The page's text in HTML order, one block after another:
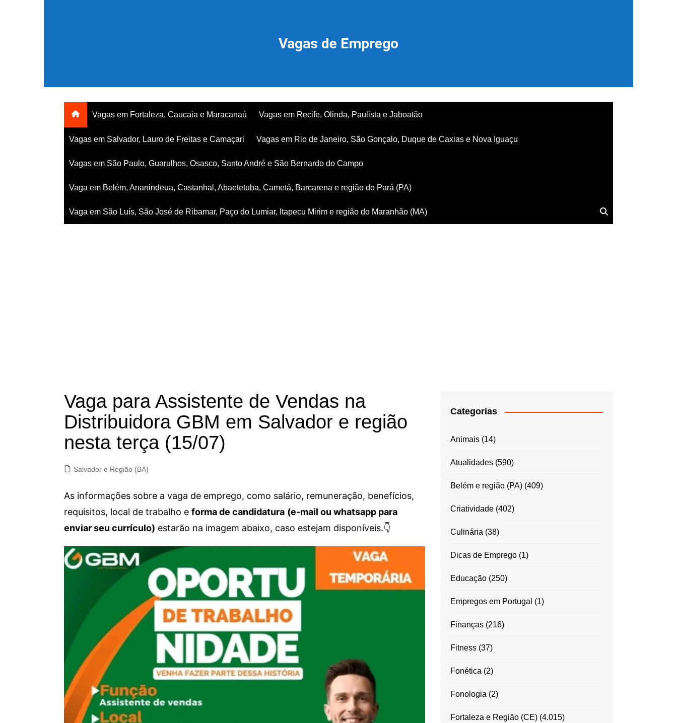
Vagas de Emprego
Vagas em Fortaleza, Caucaia e Maracanaú Vagas em Recife, Olinda, Paulista e Jaboatão
Vagas em Salvador, Lauro de Freitas e Camaçari Vagas em Rio de Janeiro, São Gonçalo, Duque de Caxias e Nova Iguaçu
Vagas em São Paulo, Guarulhos, Osasco, Santo André e São Bernardo do Campo
Vaga em Belém, Ananindeua, Castanhal, Abaetetuba, Cametá, Barcarena e região do Pará (PA)
Vaga em São Luís, São José de Ribamar, Paço do Lumiar, Itapecu Mirim e região do Maranhão (MA)
Vaga para Assistente de Vendas na
Distribuidora GBM em Salvador e região
nesta terça (15/07)
Salvador e Região (BA)
As informações sobre a vaga de emprego, como salário, remuneração, benefícios,
requisitos, local de trabalho e forma de candidatura (e-mail ou whatsapp para
enviar seu currículo) estarão na imagem abaixo, caso estejam disponíveis.👇
Categorias
Animais(14)
Atualidades(590)
Belém e região (PA)(409)
Criatividade(402)
Culinária (38)
Dicas de Emprego(1)
Educação(250)
Empregos em Portugal (1)
Finanças(216)
Fitness(37)
Fonética (2)
Fonologia (2)
Fortaleza e Região (CE)(4.015)